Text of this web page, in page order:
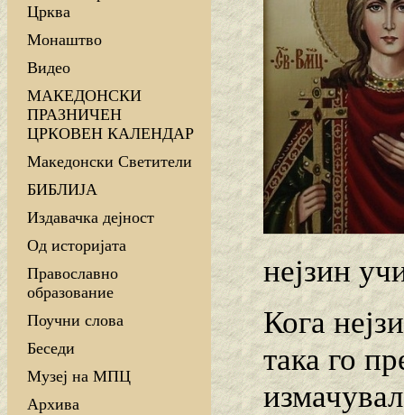
Црква
Монаштво
Видео
МАКЕДОНСКИ
ПРАЗНИЧЕН
ЦРКОВЕН КАЛЕНДАР
Македонски Светители
БИБЛИЈА
Издавачка дејност
Од историјата
Православно
образование
Поучни слова
Беседи
Музеј на МПЦ
Архива
нејзин
Кога
така го